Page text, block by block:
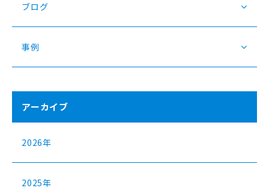
ブログ
事例
アーカイブ
2026年
2025年